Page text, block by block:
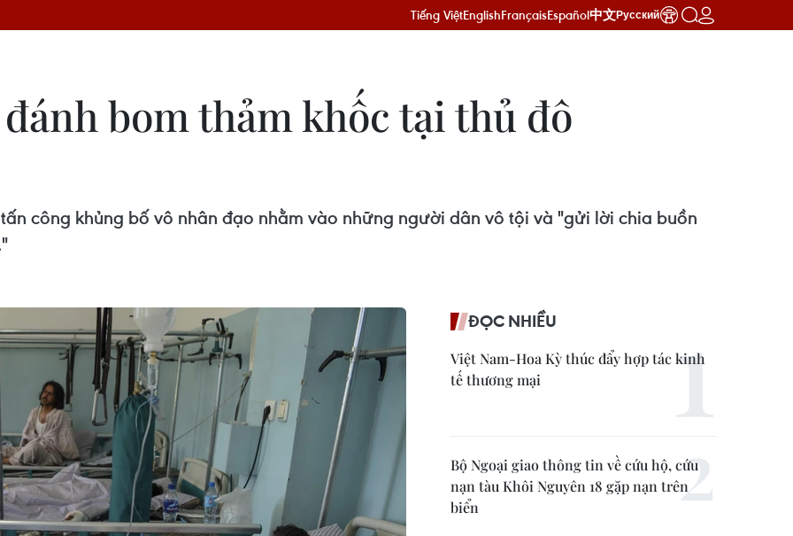
Tiếng ViệtEnglishFrançaisEspañol中文Русский
bom thảm khốc tại thủ đô
công khủng bố vô nhân đạo nhằm vào những người dân vô tội và "gửi lời chia buồn
ĐỌC NHIỀU
Việt Nam-Hoa Kỳ thúc đẩy hợp tác kinh
tế thương mại
Bộ Ngoại giao thông tin về cứu hộ, cứu
nạn tàu Khôi Nguyên 18 gặp nạn trên
biển